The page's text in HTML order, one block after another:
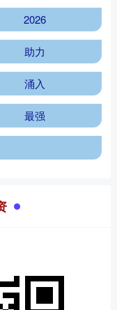
2026
助力
涌入
最强